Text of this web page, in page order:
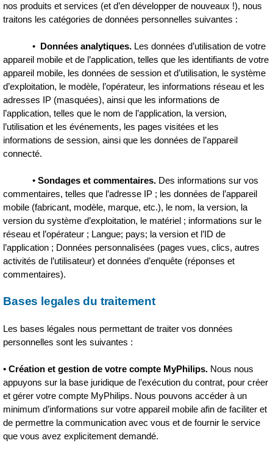
nos produits et services (et d’en développer de nouveaux !), nous
traitons les catégories de données personnelles suivantes :
• Données analytiques. Les données d’utilisation de votre
appareil mobile et de l’application, telles que les identifiants de votre
appareil mobile, les données de session et d’utilisation, le système
d’exploitation, le modèle, l’opérateur, les informations réseau et les
adresses IP (masquées), ainsi que les informations de
l’application, telles que le nom de l’application, la version,
l’utilisation et les événements, les pages visitées et les
informations de session, ainsi que les données de l’appareil
connecté.
•Sondages et commentaires. Des informations sur vos
commentaires, telles que l’adresse IP ; les données de l’appareil
mobile (fabricant, modèle, marque, etc.), le nom, la version, la
version du système d’exploitation, le matériel ; informations sur le
réseau et l’opérateur ; Langue; pays; la version et l’ID de
l’application ; Données personnalisées (pages vues, clics, autres
activités de l’utilisateur) et données d’enquête (réponses et
commentaires).
Bases legales du traitement
Les bases légales nous permettant de traiter vos données
personnelles sont les suivantes :
•Création et gestion de votre compte MyPhilips. Nous nous
appuyons sur la base juridique de l’exécution du contrat, pour créer
et gérer votre compte MyPhilips. Nous pouvons accéder à un
minimum d’informations sur votre appareil mobile afin de faciliter et
de permettre la communication avec vous et de fournir le service
que vous avez explicitement demandé.